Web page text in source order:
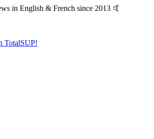
in English & French since 2013 🤙
TotalSUP!